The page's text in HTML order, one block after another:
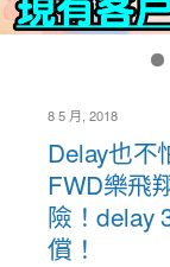
8 5 月, 2018
Delay也不
FWD樂飛
險！delay
償！